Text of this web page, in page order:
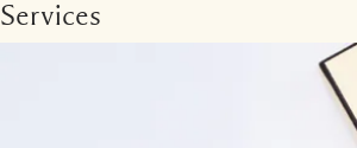
Services